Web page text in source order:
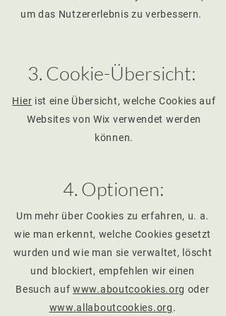
um das Nutzererlebnis zu verbessern.
3. Cookie-Übersicht:
Hier ist eine Übersicht, welche Cookies auf
Websites von Wix verwendet werden
können.
4. Optionen:
Um mehr über Cookies zu erfahren, u. a.
wie man erkennt, welche Cookies gesetzt
wurden und wie man sie verwaltet, löscht
und blockiert, empfehlen wir einen
Besuch aufwww.aboutcookies.org oder
www.allaboutcookies.org.